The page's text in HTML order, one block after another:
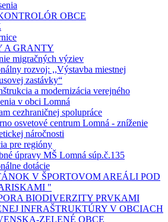
OBCE
A GRANTY
migračných výziev
rozvoj: ,,Výstavba miestnej
zastávky“
a modernizácia verejného
v obci Lomná
cezhraničnej spolupráce
osvetové centrum Lomná - zníženie
náročnosti
pre regióny
úpravy MŠ Lomná súp.č.135
dotácie
V ŠPORTOVOM AREÁLI POD
"
BIODIVERZITY PRVKAMI
INFRAŠTRUKTÚRY V OBCIACH
ZELENÉ OBCE